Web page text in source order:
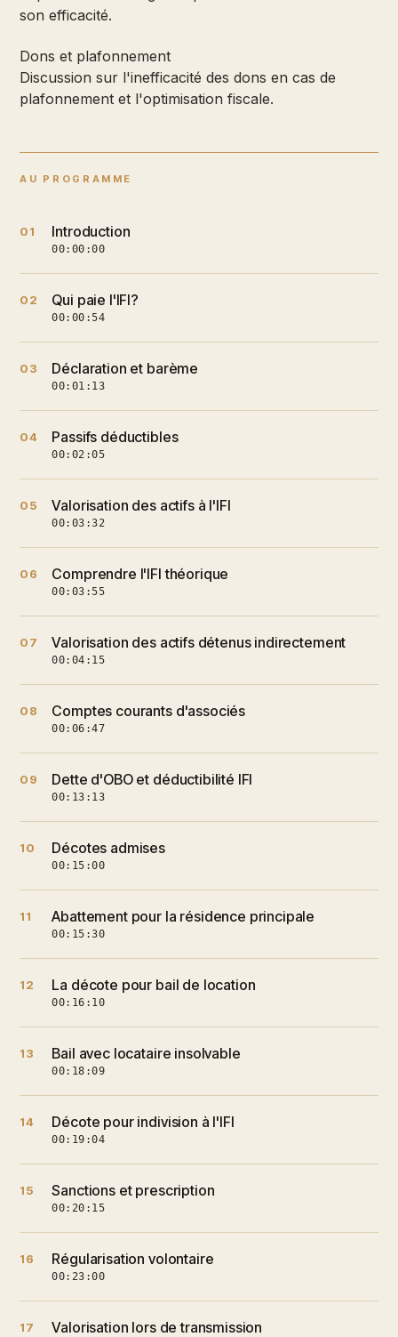
son efficacité.
Dons et plafonnement
Discussion sur l'inefficacité des dons en cas de
plafonnement et l'optimisation fiscale.
AU PROGRAMME
01 Introduction
00:00:00
02 Qui paie l'IFI?
00:00:54
03 Déclaration et barème
00:01:13
04 Passifs déductibles
00:02:05
05 Valorisation des actifs à l'IFI
00:03:32
06 Comprendre l'IFI théorique
00:03:55
07 Valorisation des actifs détenus indirectement
00:04:15
08 Comptes courants d'associés
00:06:47
09 Dette d'OBO et déductibilité IFI
00:13:13
10 Décotes admises
00:15:00
11 Abattement pour la résidence principale
00:15:30
12 La décote pour bail de location
00:16:10
13 Bail avec locataire insolvable
00:18:09
14 Décote pour indivision à l'IFI
00:19:04
15 Sanctions et prescription
00:20:15
16 Régularisation volontaire
00:23:00
17 Valorisation lors de transmission